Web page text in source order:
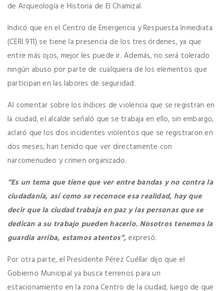
de Arqueología e Historia de El Chamizal.
Indicó que en el Centro de Emergencia y Respuesta Inmediata
(CERI 911) se tiene la presencia de los tres órdenes, ya que
entre más ojos, mejor les puede ir. Además, no será tolerado
ningún abuso por parte de cualquiera de los elementos que
participan en las labores de seguridad.
Al comentar sobre los índices de violencia que se registran en
la ciudad, el alcalde señaló que se trabaja en ello, sin embargo,
aclaró que los dos incidentes violentos que se registraron en
dos meses, han tenido que ver directamente con
narcomenudeo y crimen organizado.
“Es un tema que tiene que ver entre bandas y no contra la
ciudadanía, así como se reconoce esa realidad, hay que
decir que la ciudad trabaja en paz y las personas que se
dedican a su trabajo pueden hacerlo. Nosotros tenemos la
guardia arriba, estamos atentos”, expresó.
Por otra parte, el Presidente Pérez Cuéllar dijo que el
Gobierno Municipal ya busca terrenos para un
estacionamiento en la zona Centro de la ciudad, luego de que